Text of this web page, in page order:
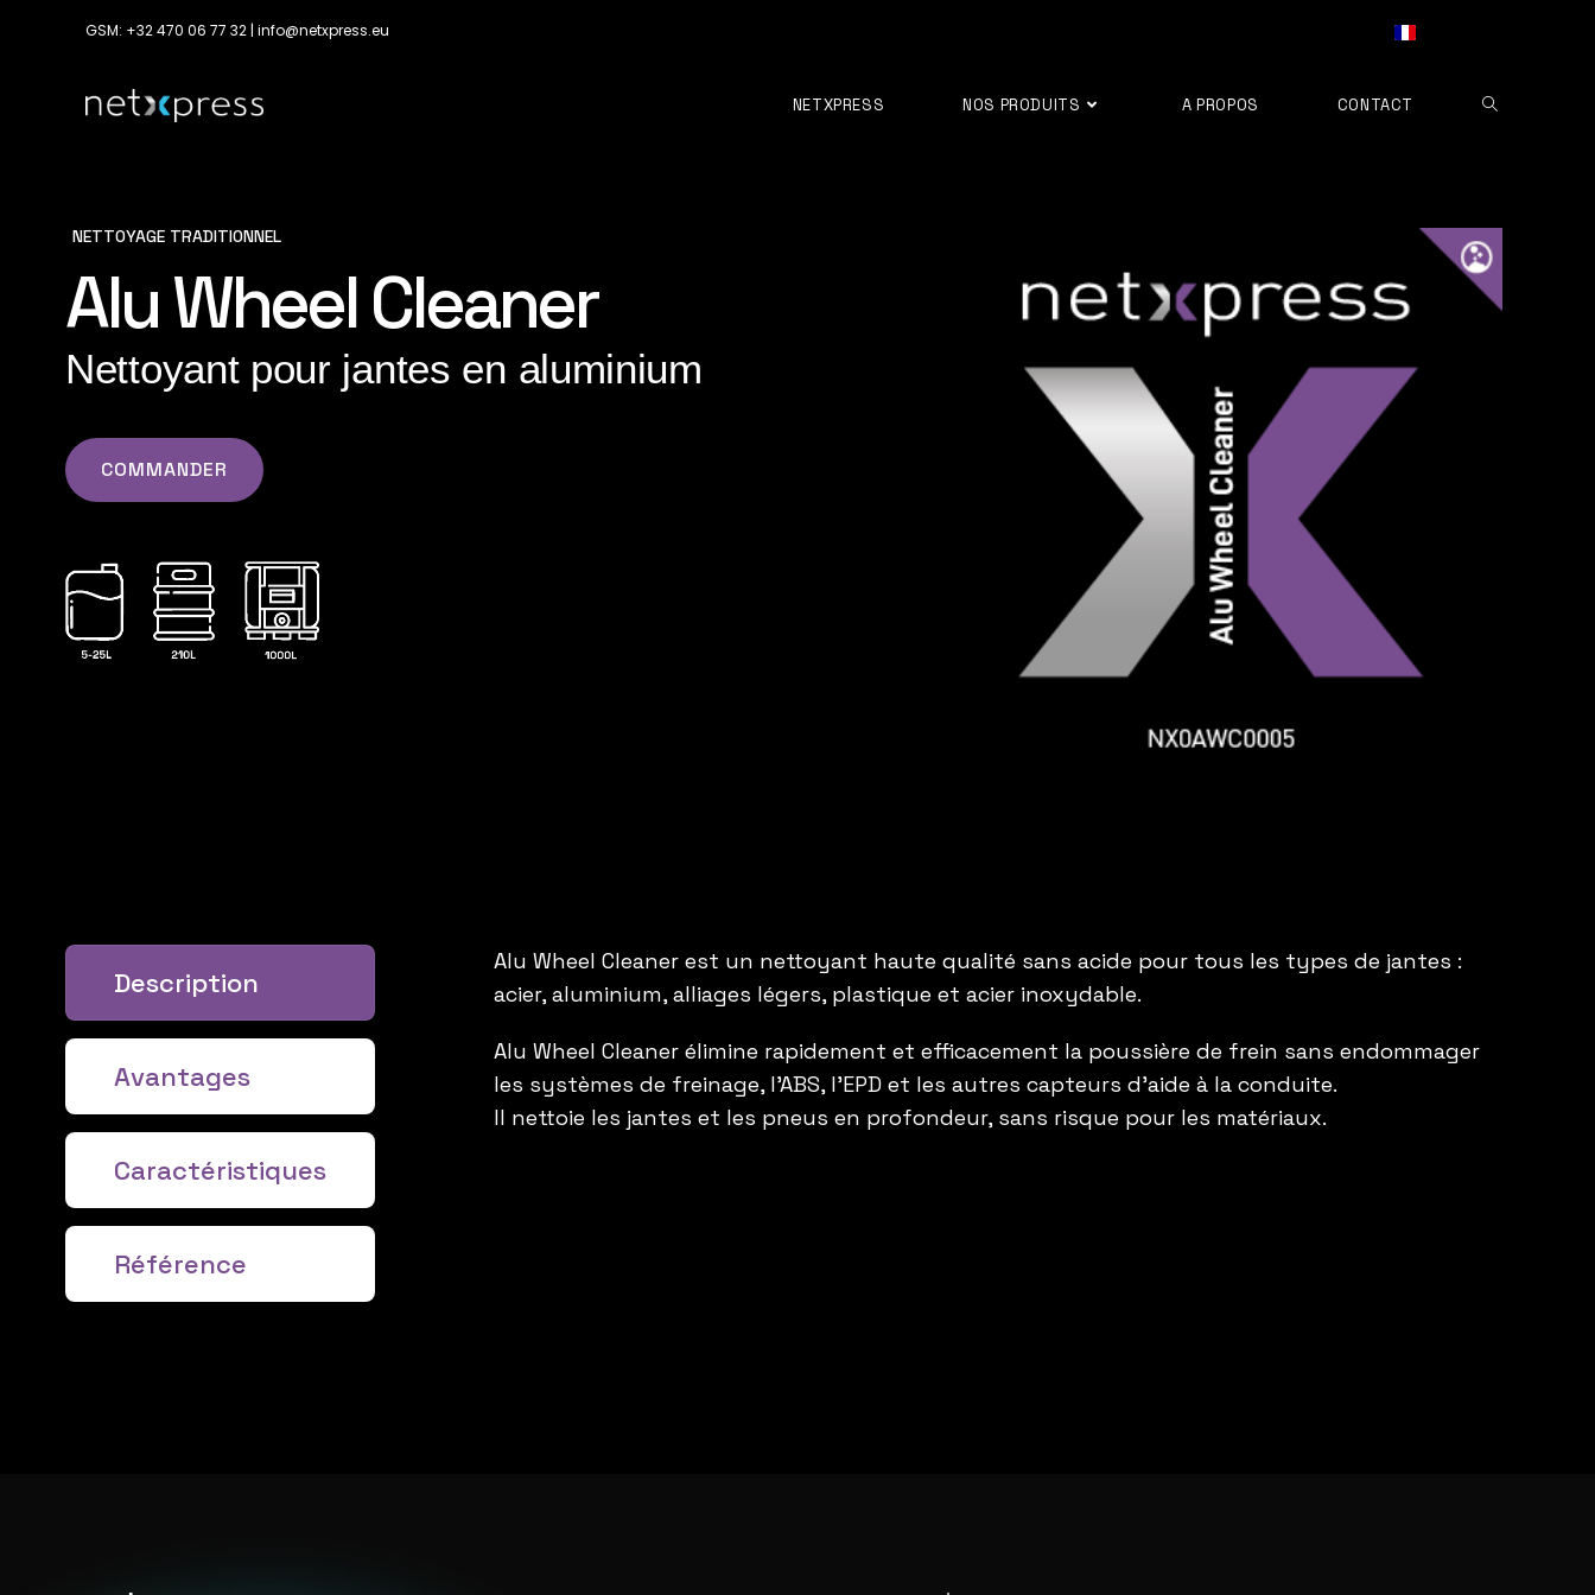
GSM: +32 470 06 77 32 | info@netxpress.eu
NETXPRESS NOS PRODUITS A PROPOS CONTACT
NETTOYAGE TRADITIONNEL
Alu Wheel Cleaner
Nettoyant pour jantes en aluminium
COMMANDER
Description
Avantages
Caractéristiques
Référence
Alu Wheel Cleaner est un nettoyant haute qualité sans acide pour tous les types de jantes :
acier, aluminium, alliages légers, plastique et acier inoxydable.
Alu Wheel Cleaner élimine rapidement et efficacement la poussière de frein sans endommager
les systèmes de freinage, l’ABS, l’EPD et les autres capteurs d’aide à la conduite.
Il nettoie les jantes et les pneus en profondeur, sans risque pour les matériaux.